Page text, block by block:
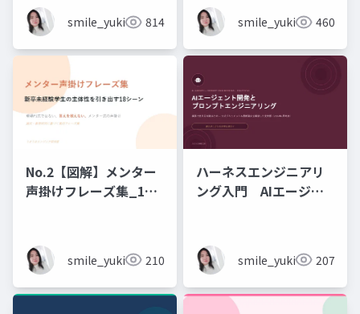
smile_yukiko_it814 smile_yukiko_it460
No.2【図解】メンター
声掛けフレーズ集_18
smile_yukiko_it210
ハーネスエンジニアリ
ング入門 AIエージェ
smile_yukiko_it207